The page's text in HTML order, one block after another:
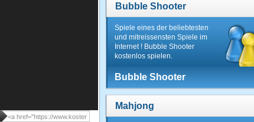
Bubble Shooter
Spiele eines der beliebtesten
und mitreissensten Spiele im
Internet ! Bubble Shooter
kostenlos spielen.
Bubble Shooter
Mahjong